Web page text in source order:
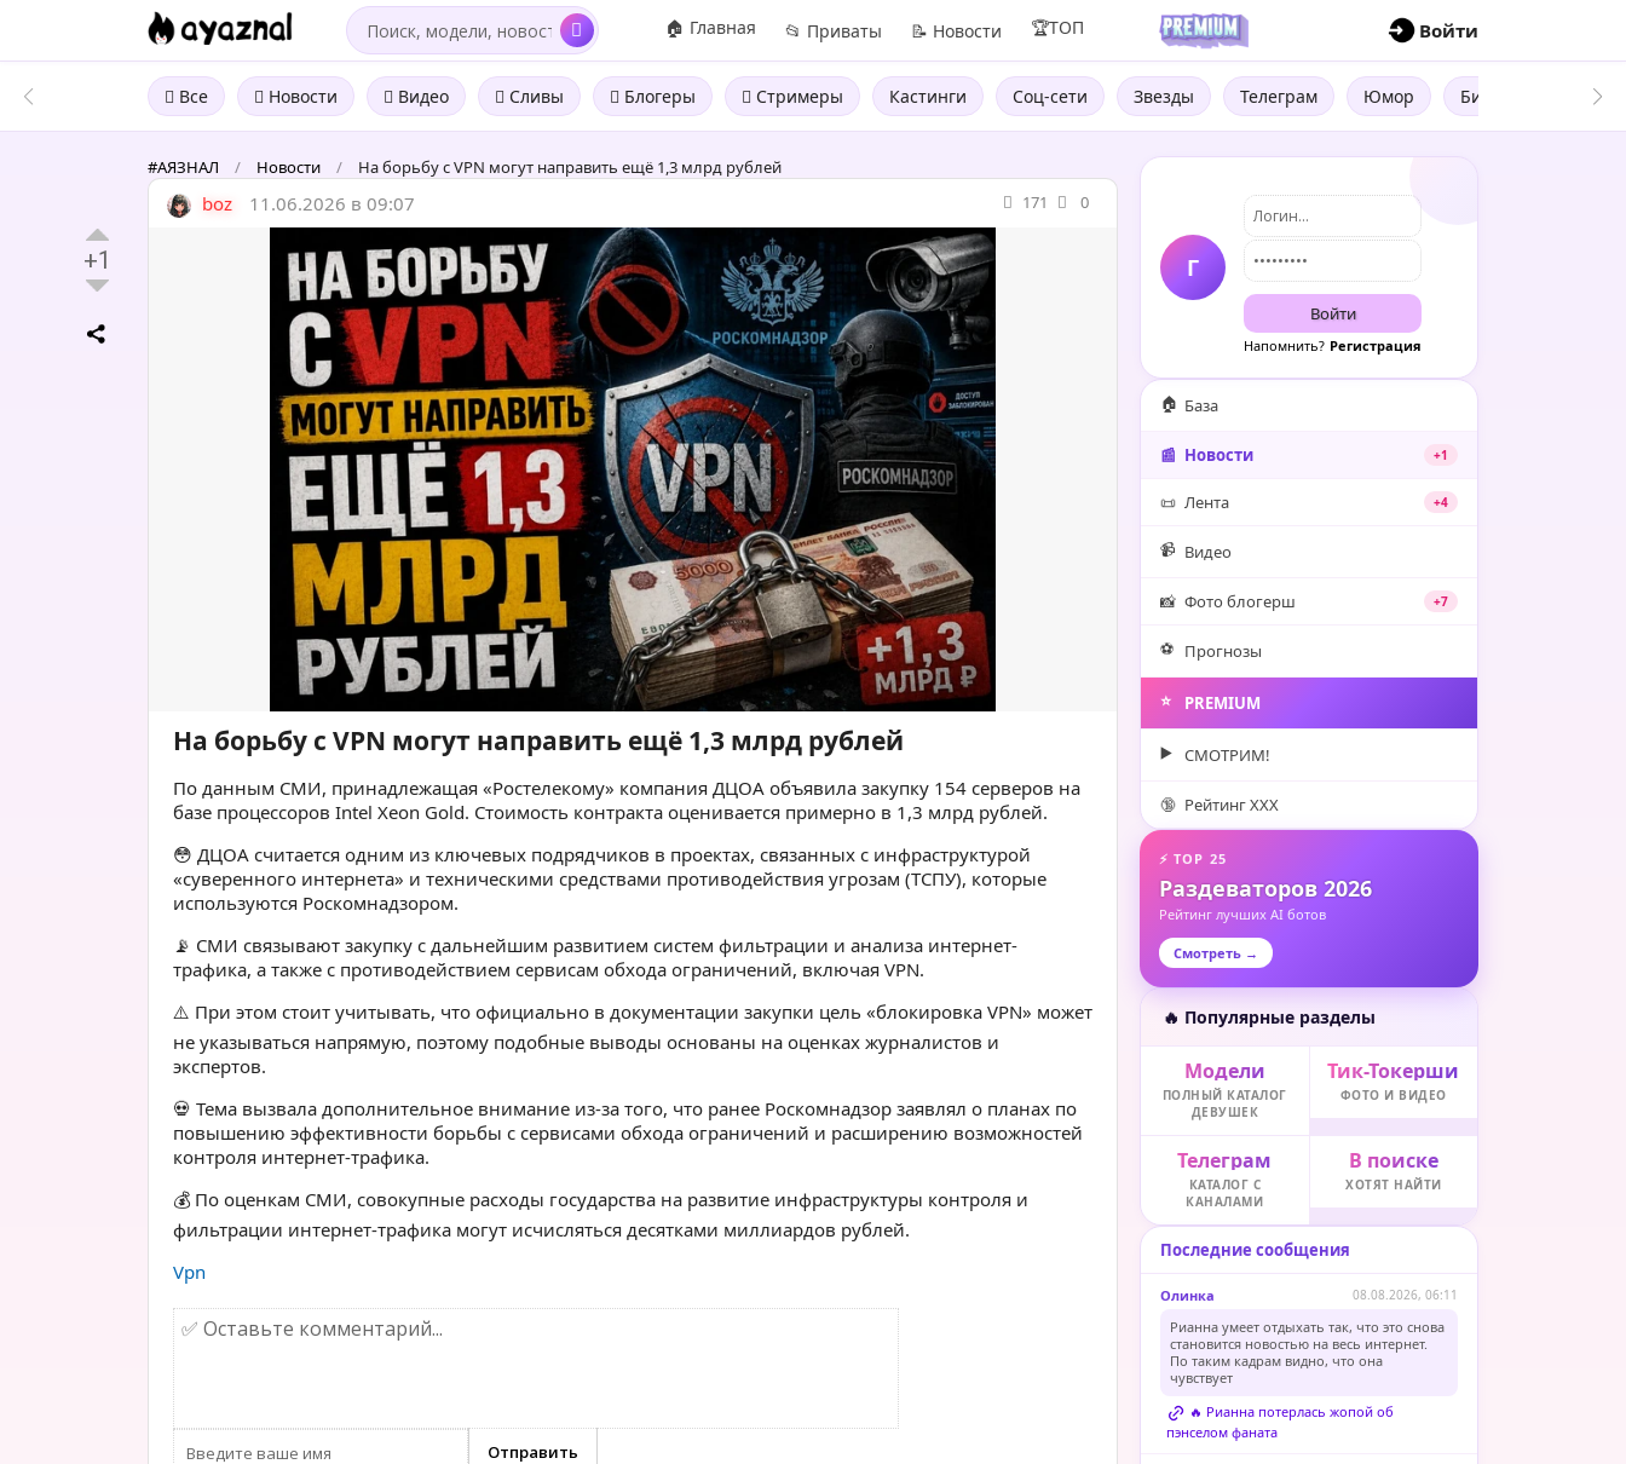
🏠 Главная 📂 Приваты 📝 Новости 🏆ТОП Войти
Все Новости Видео Сливы Блогеры Стримеры Кастинги Соц-сети Звезды Телеграм Юмор Бизнес
#АЯЗНАЛ / Новости / На борьбу с VPN могут направить ещё 1,3 млрд рублей
boz 11.06.2026 в 09:07 171 0
+1
На борьбу с VPN могут направить ещё 1,3 млрд рублей
По данным СМИ, принадлежащая «Ростелекому» компания ДЦОА объявила закупку 154 серверов на
базе процессоров Intel Xeon Gold. Стоимость контракта оценивается примерно в 1,3 млрд рублей.
😳 ДЦОА считается одним из ключевых подрядчиков в проектах, связанных с инфраструктурой
«суверенного интернета» и техническими средствами противодействия угрозам (ТСПУ), которые
используются Роскомнадзором.
📡 СМИ связывают закупку с дальнейшим развитием систем фильтрации и анализа интернет-
трафика, а также с противодействием сервисам обхода ограничений, включая VPN.
⚠️ При этом стоит учитывать, что официально в документации закупки цель «блокировка VPN» может
не указываться напрямую, поэтому подобные выводы основаны на оценках журналистов и
экспертов.
💀 Тема вызвала дополнительное внимание из-за того, что ранее Роскомнадзор заявлял о планах по
повышению эффективности борьбы с сервисами обхода ограничений и расширению возможностей
контроля интернет-трафика.
💰 По оценкам СМИ, совокупные расходы государства на развитие инфраструктуры контроля и
фильтрации интернет-трафика могут исчисляться десятками миллиардов рублей.
Vpn
Г
Войти
Напомнить? Регистрация
🏠 База
📰 Новости +1
📜 Лента +4
📹 Видео
📸 Фото блогерш +7
⚽️ Прогнозы
⭐️ PREMIUM
▶️ СМОТРИМ!
🔞 Рейтинг XXX
⚡ TOP 25
Раздеваторов 2026
Рейтинг лучших AI ботов
Смотреть →
🔥 Популярные разделы
Модели
ПОЛНЫЙ КАТАЛОГ
ДЕВУШЕК
Тик-Токерши
ФОТО И ВИДЕО
Телеграм
КАТАЛОГ С
КАНАЛАМИ
В поиске
ХОТЯТ НАЙТИ
Последние сообщения
Олинка 08.08.2026, 06:11
Рианна умеет отдыхать так, что это снова
становится новостью на весь интернет.
По таким кадрам видно, что она
чувствует
🔥 Рианна потерлась жопой об
пэнселом фаната